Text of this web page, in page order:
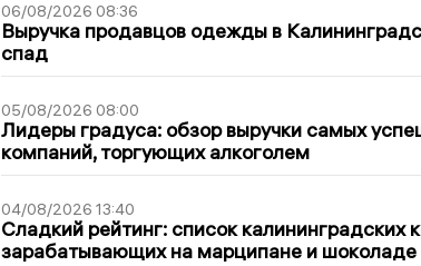
06/08/2026 08:36
Выручка продавцов одежды в
спад
05/08/2026 08:00
Лидеры градуса: обзор выручки самых
компаний, торгующих алкоголем
04/08/2026 13:40
Сладкий рейтинг: список калининградских
зарабатывающих на марципане и шоколаде